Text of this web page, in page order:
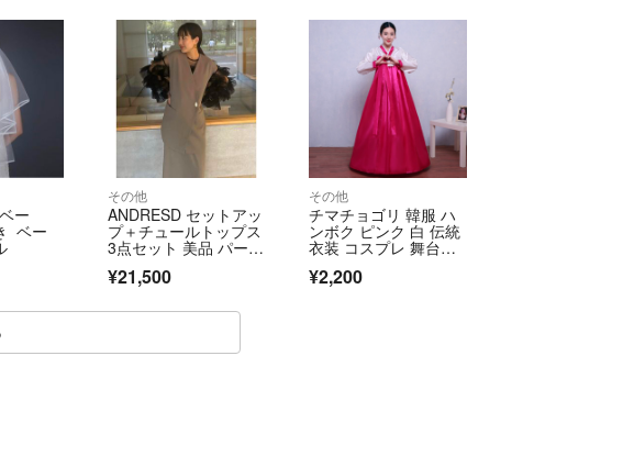
保証がほしい方はメッセージで一言下さい。
(発送分のお値段plus致します)
︎︎︎︎☑︎郵送の方が送料安価な場合
配送期日に関わらず
平日の発送となる事ご了承下さいませ。
☑︎お取り置き可能ですが期日内に
お支払いできる方のみです。
☑︎新品も扱っておりますが一度は人の手に
渡ったused商品ということを理解して
取り引き願います。商品の状態などを聞かれれば主観にはなりますが
ー
ベー
その他
ANDRESD セットアッ
プ＋チュールトップス
3点セット 美品 パーテ
ィー
¥21,500
その他
チマチョゴリ 韓服 ハ
ンボク ピンク 白 伝統
衣装 コスプレ 舞台衣
装 韓国 S
¥2,200